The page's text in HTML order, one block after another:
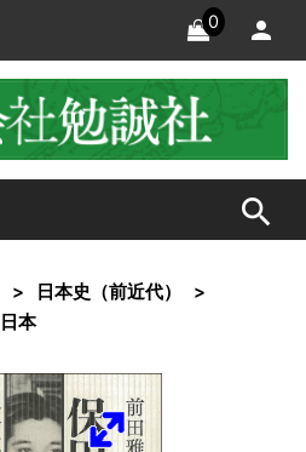
0
search
日本史（前近代）
本